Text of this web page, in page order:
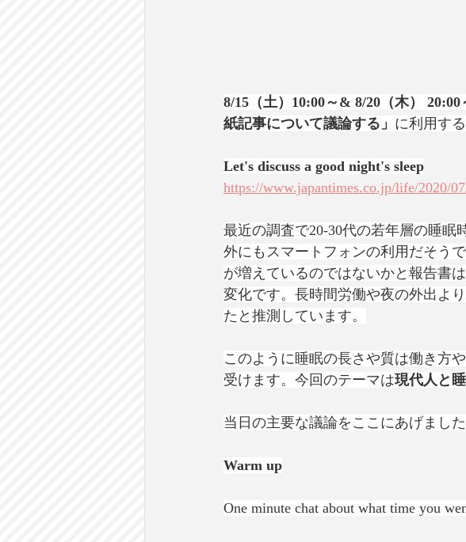
8/15（土）10:00～& 8/20（木）
紙記事について議論する」 に利用す
Let's discuss a good night's sleep
https://www.japantimes.co.jp/life/2020/
最近の調査で20-30代の若年層の睡
外にもスマートフォンの利用だそう
が増えているのではないかと報告書
変化です。長時間労働や夜の外出よ
たと推測しています。
このように睡眠の長さや質は働き方
受けます。今回のテーマは現代人と
当日の主要な議論をここにあげました
Warm up
One minute chat about what time you